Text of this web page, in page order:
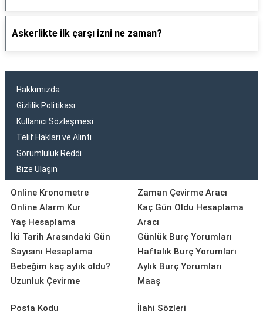
Askerlikte ilk çarşı izni ne zaman?
Hakkımızda
Gizlilik Politikası
Kullanıcı Sözleşmesi
Telif Hakları ve Alıntı
Sorumluluk Reddi
Bize Ulaşın
Online Kronometre
Online Alarm Kur
Yaş Hesaplama
İki Tarih Arasındaki Gün
Sayısını Hesaplama
Bebeğim kaç aylık oldu?
Uzunluk Çevirme
Zaman Çevirme Aracı
Kaç Gün Oldu Hesaplama
Aracı
Günlük Burç Yorumları
Haftalık Burç Yorumları
Aylık Burç Yorumları
Maaş
Posta Kodu
İlahi Sözleri